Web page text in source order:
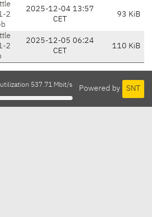
2
2025-12-04 13:57
CET
93 KiB
2
2025-12-05 06:24
CET
110 KiB
Powered by SNT
537.71 Mbit/s